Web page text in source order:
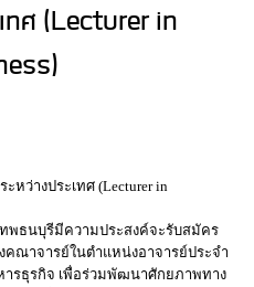
ทศ (Lecturer in
หว่างประเทศ (Lecturer in
พธนบุรีมีความประสงค์จะรับสมัคร
คณาจารย์ในตำแหน่งอาจารย์ประจำ
ารธุรกิจ เพื่อร่วมพัฒนาศักยภาพทาง